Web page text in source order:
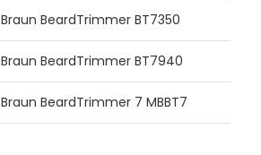
Braun BeardTrimmer BT7350
Braun BeardTrimmer BT7940
Braun BeardTrimmer 7 MBBT7